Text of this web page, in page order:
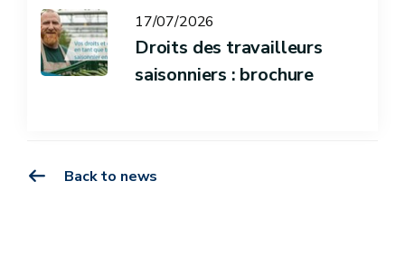
Back to news
17/07/2026
Droits des travailleurs
saisonniers : brochure